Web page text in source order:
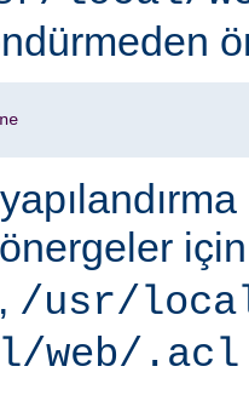
, /usr/
web/.acl